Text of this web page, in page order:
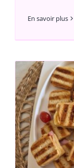
En savoir plus